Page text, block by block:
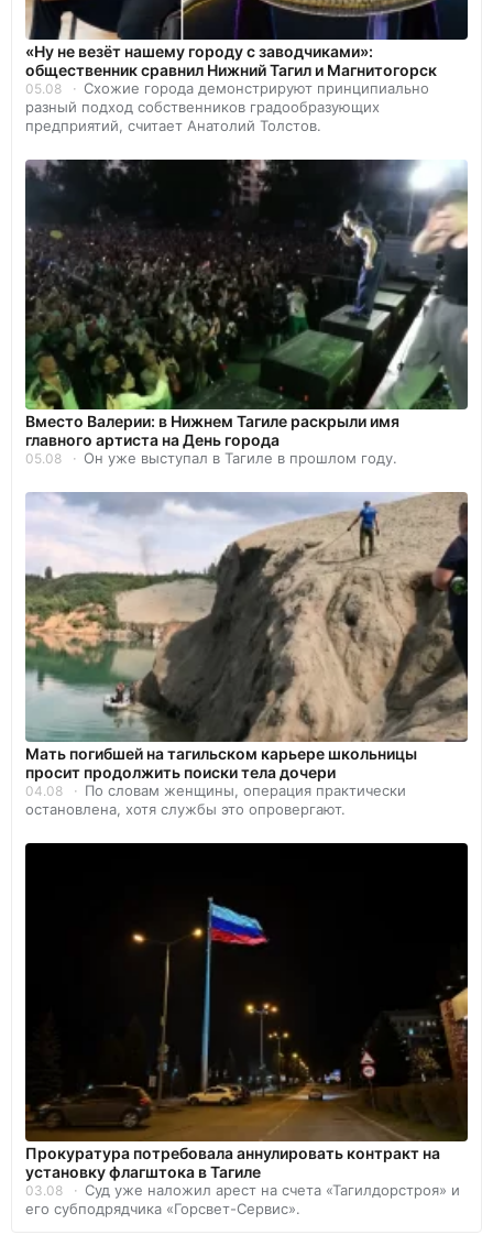
«Ну не везёт нашему городу с заводчиками»:
общественник сравнил Нижний Тагил и Магнитогорск
05.08
Схожие города демонстрируют принципиально
разный подход собственников градообразующих
предприятий, считает Анатолий Толстов.
Вместо Валерии: в Нижнем Тагиле раскрыли имя
главного артиста на День города
05.08 Он уже выступал в Тагиле в прошлом году.
Мать погибшей на тагильском карьере школьницы
просит продолжить поиски тела дочери
04.08
По словам женщины, операция практически
остановлена, хотя службы это опровергают.
Прокуратура потребовала аннулировать контракт на
установку флагштока в Тагиле
03.08
Суд уже наложил арест на счета «Тагилдорстроя» и
его субподрядчика «Горсвет-Сервис».